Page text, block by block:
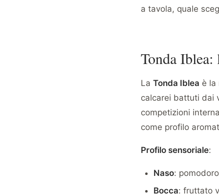
a tavola, quale
Tonda
La Tonda Iblea è la
calcarei battuti dai
competizioni
come profilo
Profilo sensoriale:
Naso:
Bocca: fruttato